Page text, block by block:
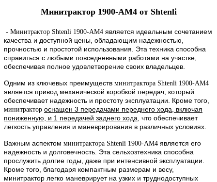
Минитрактор 1900-АМ4 от Shtenli
- Минитрактор Shtenli 1900-AM4 является идеальным сочетанием
качества и доступной цены, обладающим надежностью,
прочностью и простотой использования. Эта техника способна
справиться с любыми повседневными работами на участке,
обеспечивая полное удовлетворение своих владельцев.
Одним из ключевых преимуществ минитрактора Shtenli 1900-AM4
является привод механической коробкой передач, который
обеспечивает надежность и простоту эксплуатации. Кроме того,
минитрактор оснащен 3 передачами переднего хода, включая
пониженную, и 1 передачей заднего хода , что обеспечивает
легкость управления и маневрирования в различных условиях.
Важным аспектом минитрактора Shtenli 1900-AM4 является его
надежность и долговечность. Эта сельхозтехника способна
прослужить долгие годы, даже при интенсивной эксплуатации.
Кроме того, благодаря компактным размерам и весу,
минитрактор легко маневрирует на узких и труднодоступных